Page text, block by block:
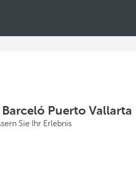
Puerto Vallarta
Sie Ihr Erlebnis